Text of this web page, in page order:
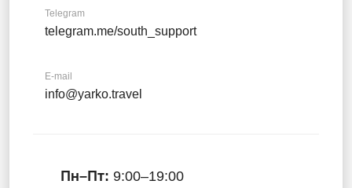
Telegram
telegram.me/south_support
E-mail
info@yarko.travel
Пн–Пт: 9:00–19:00